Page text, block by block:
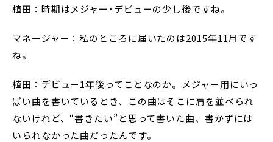
植田：時期はメジャー･デビューの少し後ですね。
マネージャー：私のところに届いたのは2015年11月です
ね。
植田：デビュー1年後ってことなのか。メジャー用にいっ
ぱい曲を書いているとき、この曲はそこに肩を並べられ
ないけれど、“書きたい”と思って書いた曲、書かずには
いられなかった曲だったんです。